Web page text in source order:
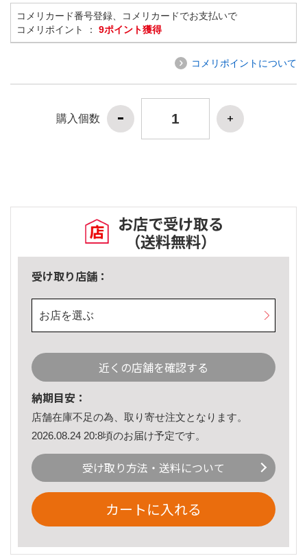
コメリカード番号登録、コメリカードでお支払いで
コメリポイント ： 9ポイント獲得
コメリポイントについて
購入個数
お店で受け取る
（送料無料）
受け取り店舗：
お店を選ぶ
近くの店舗を確認する
納期目安：
店舗在庫不足の為、取り寄せ注文となります。
2026.08.24 20:8頃のお届け予定です。
受け取り方法・送料について
カートに入れる